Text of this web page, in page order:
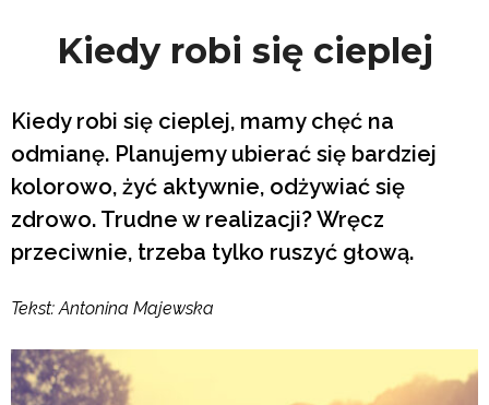
Kiedy robi się cieplej
Kiedy robi się cieplej, mamy chęć na
odmianę. Planujemy ubierać się bardziej
kolorowo, żyć aktywnie, odżywiać się
zdrowo. Trudne w realizacji? Wręcz
przeciwnie, trzeba tylko ruszyć głową.
Tekst: Antonina Majewska